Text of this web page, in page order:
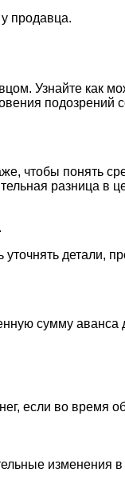
продавца.
Узнайте как
подозрений
чтобы понять
разница в
детали,
сумму аванса
если во время
изменения